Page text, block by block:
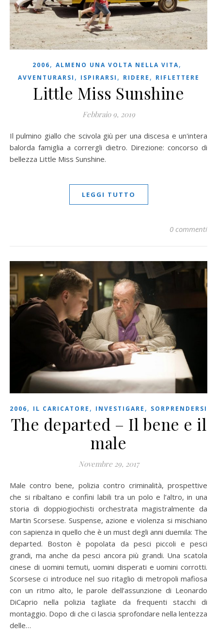
2006, ALMENO UNA VOLTA NELLA VITA,
AVVENTURARSI , ISPIRARSI , RIDERE , RIFLETTERE
Little Miss Sunshine
Febbraio 9, 2019
Il pulmino giallo che scivola giù per una discesa e un'intera
balorda famiglia a corrergli dietro. Direzione: concorso di
bellezza Little Miss Sunshine.
LEGGI TUTTO
0 commenti
2006, IL CARICATORE , INVESTIGARE , SORPRENDERSI
The departed – Il bene e il
male
Novembre 29, 2017
Male contro bene, polizia contro criminalità, prospettive
che si ribaltano e confini labili tra un polo e l’altro, in una
storia di doppiogiochisti orchestrata magistralmente da
Martin Scorsese. Suspense, azione e violenza si mischiano
con sapienza in quello che è un must degli anni duemila: The
departed. Boston è popolata da pesci piccoli e pesci
grandi, ma anche da pesci ancora più grandi. Una scatola
cinese di uomini temuti, uomini disperati e uomini corrotti.
Scorsese ci introduce nel suo ritaglio di metropoli mafiosa
con un ritmo alto, le parole dell’assunzione di Leonardo
DiCaprio nella polizia tagliate da frequenti stacchi di
montaggio. Dopo di che ci lascia sprofondare nella lentezza
delle…